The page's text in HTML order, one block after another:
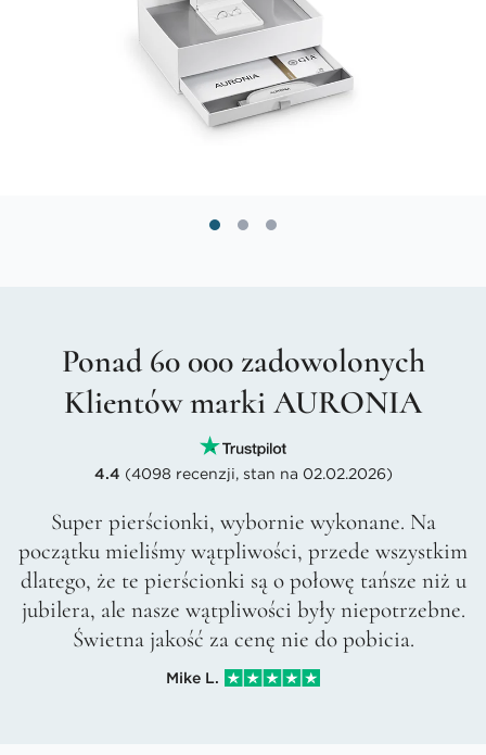
Ponad 60 000 zadowolonych
Klientów marki AURONIA
4.4 (4098 recenzji, stan na 02.02.2026)
Super pierścionki, wybornie wykonane. Na
początku mieliśmy wątpliwości, przede wszystkim
dlatego, że te pierścionki są o połowę tańsze niż u
jubilera, ale nasze wątpliwości były niepotrzebne.
Świetna jakość za cenę nie do pobicia.
Mike L.